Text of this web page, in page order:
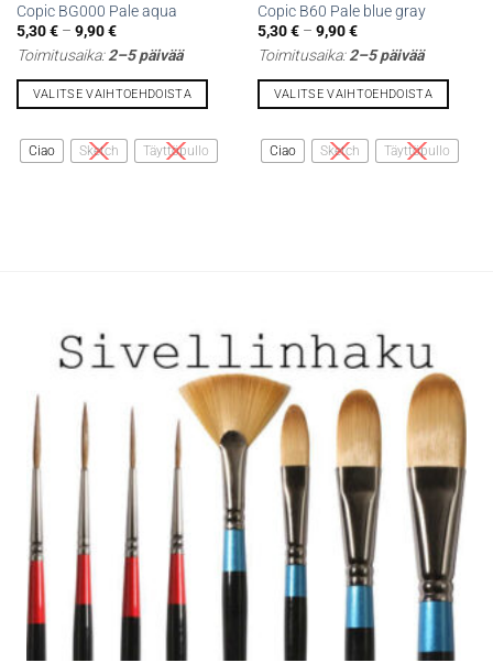
Copic BG000 Pale aqua
5,30€ – 9,90€Hintaluokka:
-
Toimitusaika:2–5 päivää
VALITSE VAIHTOEHDOISTA
tuotteella
on
Ciao Sketch Täyttöpullo
Copic B60 Pale blue gray
5,30€ – 9,90€Hintaluokka:
-
Toimitusaika:2–5 päivää
VALITSE VAIHTOEHDOISTA
tuotteella
on
Ciao Sketch Täyttöpullo